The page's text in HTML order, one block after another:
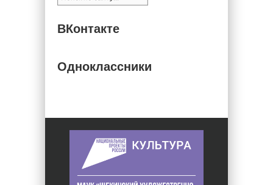
ВКонтакте
Одноклассники